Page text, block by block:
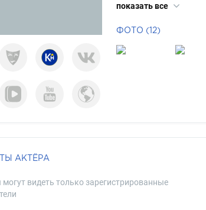
Размер обуви
показать все
ФОТО (12)
АКТЁРА
видеть только зарегистрированные